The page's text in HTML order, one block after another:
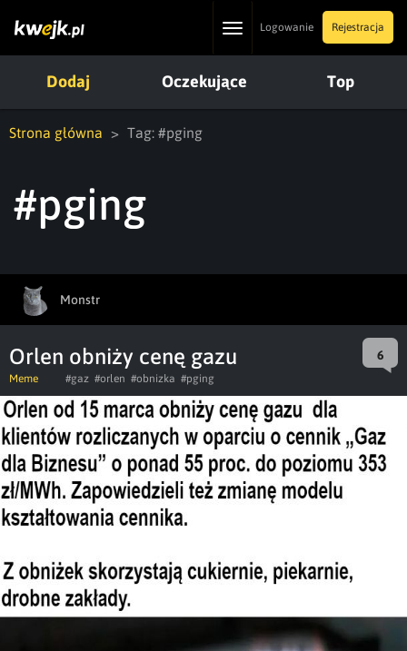
ToggleLogowanie Rejestracja
Dodaj Oczekujące Top
Strona główna Tag: #pging
#pging
Monstr
Orlen obniży cenę gazu 6
Meme #gaz #orlen #obnizka #pging